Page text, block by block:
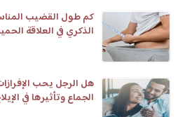
كم طول القضيب
الذكري في العلاقة
هل الرجل يحب
الجماع وتأثيرها في